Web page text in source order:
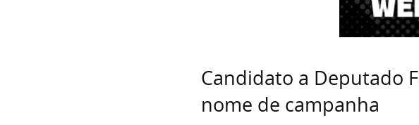
Candidato a Deputado
nome de campanha